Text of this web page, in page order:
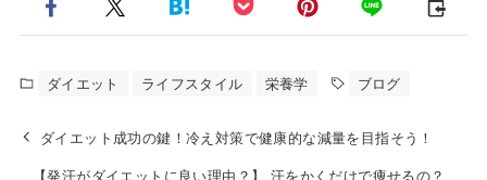
ダイエット ライフスタイル 栄養学 ブログ
ダイエット成功の鍵！冷え対策で健康的な減量を目指そう！
【発汗がダイエットに良い理由？】 汗をかくだけで痩せるの？